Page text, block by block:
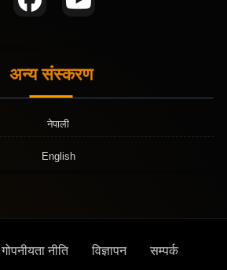
अन्य संस्करण
नेपाली
English
गोपनीयता नीति विज्ञापन सम्पर्क